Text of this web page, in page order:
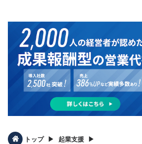
トップ ▶︎ 起業支援 ▶︎